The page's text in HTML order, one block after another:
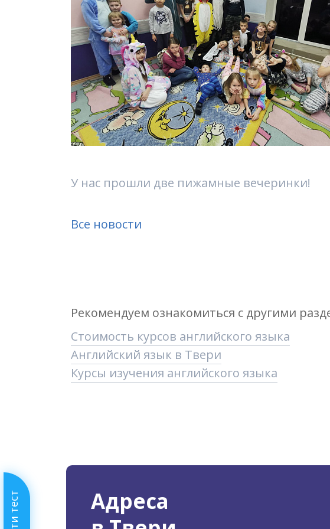
У нас прошли две пижамные вечеринки!
Все новости
Рекомендуем ознакомиться с другими
Стоимость курсов английского языка
Английский язык в Твери
Курсы изучения английского языка
Адреса